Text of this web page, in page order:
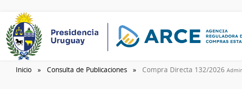
Inicio Consulta de Publicaciones Compra Directa 132/2026